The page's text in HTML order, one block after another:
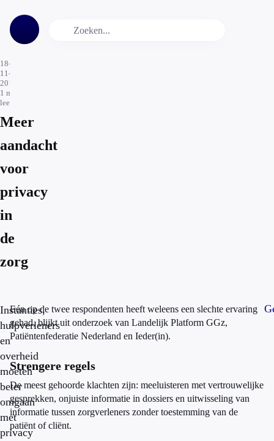
18-
11-
2016
1 min.
leestijd
Meer
aandacht
voor
privacy
in
de
zorg
Instanties,
hulpverleners
en
overheid
moeten
beter
omgaan
met
privacy
Eén op de twee respondenten heeft weleens een slechte ervaring
gehad, blijkt uit onderzoek van Landelijk Platform GGz,
Patiëntenfederatie Nederland en Ieder(in).
Strengere regels
De meest gehoorde klachten zijn: meeluisteren met vertrouwelijke
gesprekken, onjuiste informatie in dossiers en uitwisseling van
informatie tussen zorgverleners zonder toestemming van de
patiënt of cliënt.